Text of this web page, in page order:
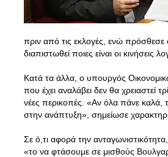
πριν από τις εκλογές, ενώ πρόσθεσε
διαπιστωθεί ποιες είναι οι
Κατά τα άλλα, ο υπουργός
που έχει αναλάβει δεν θα χρειαστεί
νέες περικοπές. «Αν όλα πάνε
στην ανάπτυξη», σημείωσε
Σε ό,τι αφορά την
«το να φτάσουμε σε μισθούς